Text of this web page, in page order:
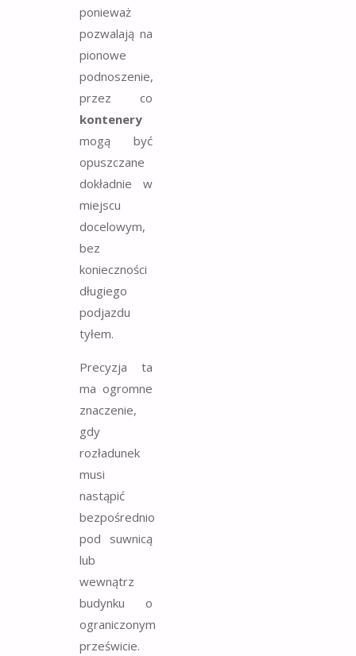
ponieważ
pozwalają na
pionowe
podnoszenie,
przez co
kontenery
mogą być
opuszczane
dokładnie w
miejscu
docelowym,
bez
konieczności
długiego
podjazdu
tyłem.
Precyzja ta
ma ogromne
znaczenie,
gdy
rozładunek
musi
nastąpić
bezpośrednio
pod suwnicą
lub
wewnątrz
budynku o
ograniczonym
prześwicie.